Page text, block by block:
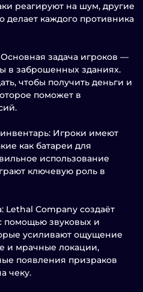
реагируют на шум, другие
делает каждого противника
задача игроков —
в заброшенных зданиях.
чтобы получить деньги и
поможет в
Игроки имеют
как батареи для
использование
ключевую роль в
Lethal Company создаёт
помощью звуковых и
усиливают ощущение
и мрачные локации,
появления призраков
чеку.